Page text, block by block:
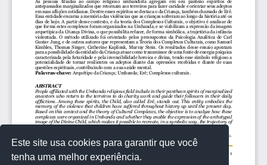
Este site usa cookies para garantir que você
tenha uma melhor experiência.